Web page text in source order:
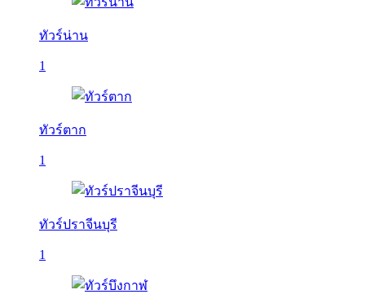
ทัวร์น่าน
1
ทัวร์ตาก
1
ทัวร์ปราจีนบุรี
1